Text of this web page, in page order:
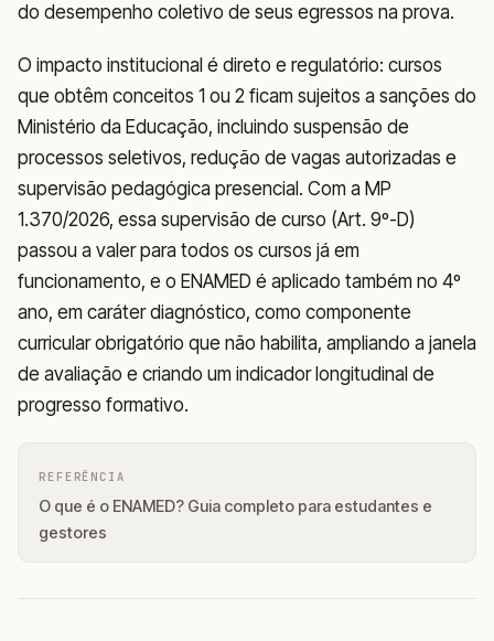
do desempenho coletivo de seus egressos na prova.
O impacto institucional é direto e regulatório: cursos
que obtêm conceitos 1 ou 2 ficam sujeitos a sanções do
Ministério da Educação, incluindo suspensão de
processos seletivos, redução de vagas autorizadas e
supervisão pedagógica presencial. Com a MP
1.370/2026, essa supervisão de curso (Art. 9º-D)
passou a valer para todos os cursos já em
funcionamento, e o ENAMED é aplicado também no 4º
ano, em caráter diagnóstico, como componente
curricular obrigatório que não habilita, ampliando a janela
de avaliação e criando um indicador longitudinal de
progresso formativo.
REFERÊNCIA
O que é o ENAMED? Guia completo para estudantes e
gestores